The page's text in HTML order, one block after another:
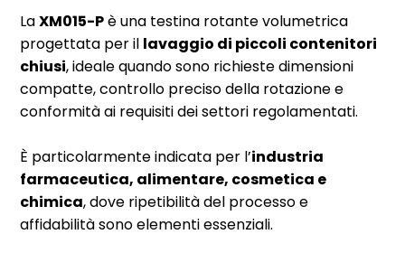
LaXM015-Pè una testina rotante volumetrica
progettata per il lavaggio di piccoli contenitori
chiusi, ideale quando sono richieste dimensioni
compatte, controllo preciso della rotazione e
conformità ai requisiti dei settori regolamentati.
È particolarmente indicata per l’industria
farmaceutica, alimentare, cosmetica e
chimica, dove ripetibilità del processo e
affidabilità sono elementi essenziali.